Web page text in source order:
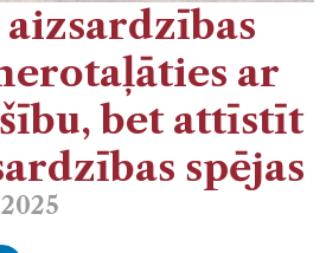
ar
bet attīstīt
spējas